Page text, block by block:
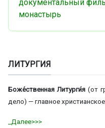
документальный
монастырь
ЛИТУРГИЯ
Боже́ственная Литурги́я(от
дело) — главное
_Далее>>>